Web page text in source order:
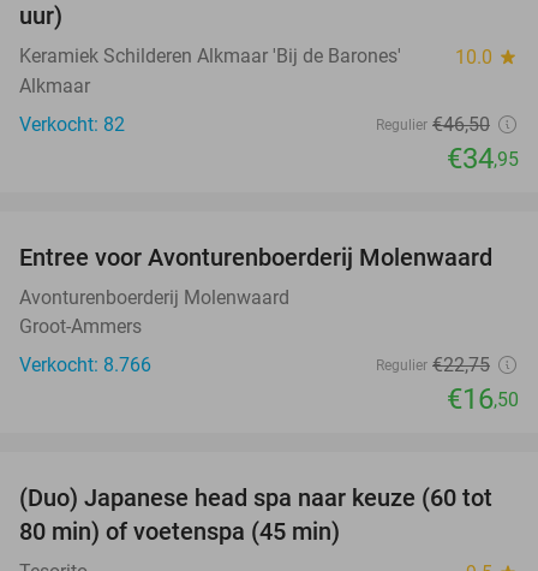
uur)
Keramiek Schilderen Alkmaar 'Bij de Barones' 10.0 star
Alkmaar
Verkocht: 82
Regulier €46,50
€34,95
27%
Entree voor Avonturenboerderij Molenwaard
Avonturenboerderij Molenwaard
Groot-Ammers
Verkocht: 8.766
Regulier €22,75
€16,50
38%
(Duo) Japanese head spa naar keuze (60 tot
80 min) of voetenspa (45 min)